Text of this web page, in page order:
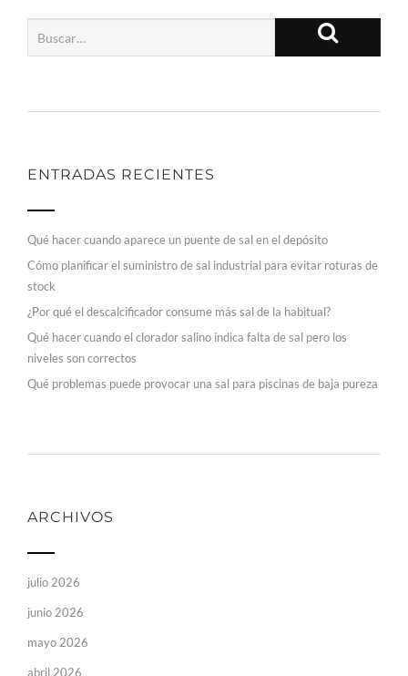
ENTRADAS RECIENTES
Qué hacer cuando aparece un puente de sal en el depósito
Cómo planificar el suministro de sal industrial para evitar roturas de
stock
¿Por qué el descalcificador consume más sal de la habitual?
Qué hacer cuando el clorador salino indica falta de sal pero los
niveles son correctos
Qué problemas puede provocar una sal para piscinas de baja pureza
ARCHIVOS
julio 2026
junio 2026
mayo 2026
abril 2026